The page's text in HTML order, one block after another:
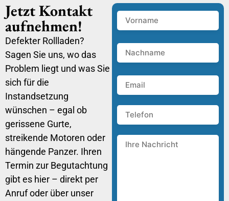
Jetzt Kontakt
aufnehmen!
Defekter Rollladen?
Sagen Sie uns, wo das
Problem liegt und was Sie
sich für die
Instandsetzung
wünschen – egal ob
gerissene Gurte,
streikende Motoren oder
hängende Panzer. Ihren
Termin zur Begutachtung
gibt es hier – direkt per
Anruf oder über unser